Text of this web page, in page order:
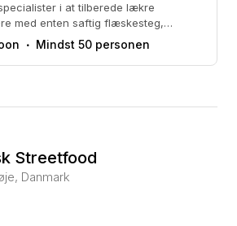
i at tilberede lækre
med enten saftig flæskesteg,
eller den uimodståelige pulled
- Vær opmærksom på, at vores
Mindst 50 personen
Streetfood
Danmark